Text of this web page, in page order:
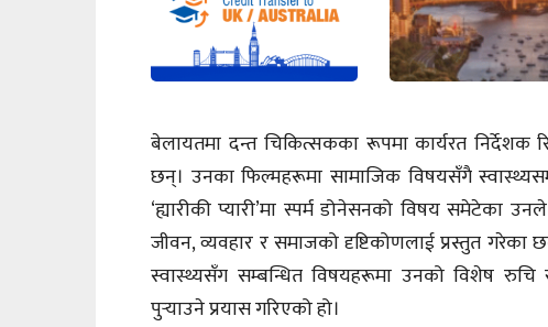
बेलायतमा दन्त चिकित्सकका रूपमा कार्यरत निर्देशक
छन्। उनका फिल्महरूमा सामाजिक विषयसँगै
‘ह्यारीकी प्यारी’मा स्पर्म डोनेसनको विषय समेटेका
जीवन, व्यवहार र समाजको दृष्टिकोणलाई प्रस्तुत
स्वास्थ्यसँग सम्बन्धित विषयहरूमा उनको विशेष
पुर्‍याउने प्रयास गरिएको हो।